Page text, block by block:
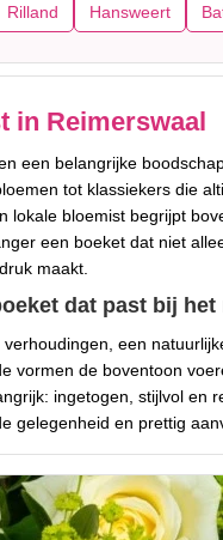
Rilland Hansweert
in Reimerswaal
een belangrijke
tot klassiekers die
bloemist begrijpt
een boeket dat niet
maakt.
dat past bij het
een
de boventoon
ingetogen, stijlvol en
en prettig